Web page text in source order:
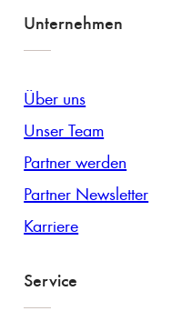
Unternehmen
Über uns
Unser Team
Partner werden
Partner Newsletter
Karriere
Service